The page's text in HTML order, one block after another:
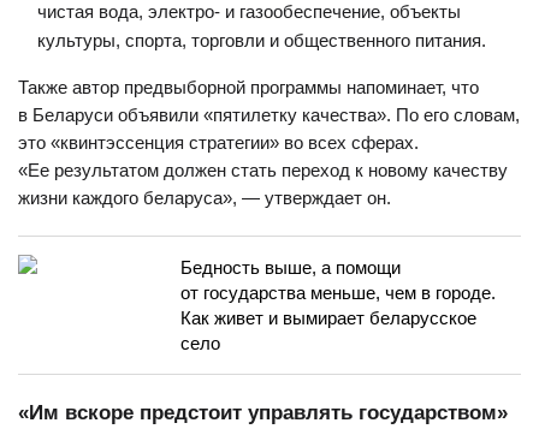
чистая вода, электро- и газообеспечение, объекты
культуры, спорта, торговли и общественного питания.
Также автор предвыборной программы напоминает, что
в Беларуси объявили «пятилетку качества». По его словам,
это «квинтэссенция стратегии» во всех сферах.
«Ее результатом должен стать переход к новому качеству
жизни каждого беларуса», — утверждает он.
Бедность выше, а помощи
от государства меньше, чем в городе.
Как живет и вымирает беларусское
село
«Им вскоре предстоит управлять государством»